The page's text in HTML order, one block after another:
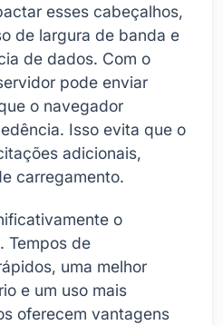
esses cabeçalhos,
de largura de banda e
de dados. Com o
pode enviar
o navegador
Isso evita que o
adicionais,
carregamento.
o
Tempos de
uma melhor
e um uso mais
oferecem vantagens